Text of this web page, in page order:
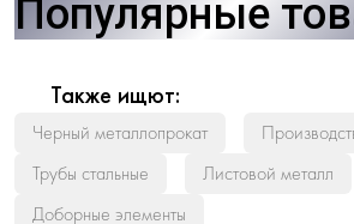
Популярные
Также ищют:
Черный металлопрокат
Трубы стальные
Листовой металл
Доборные элементы